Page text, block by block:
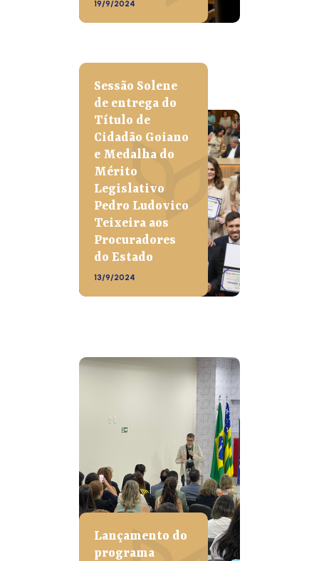
19/9/2024
Sessão Solene
de entrega do
Título de
Cidadão Goiano
e Medalha do
Mérito
Legislativo
Pedro Ludovico
Teixeira aos
Procuradores
do Estado
13/9/2024
Lançamento do
programa